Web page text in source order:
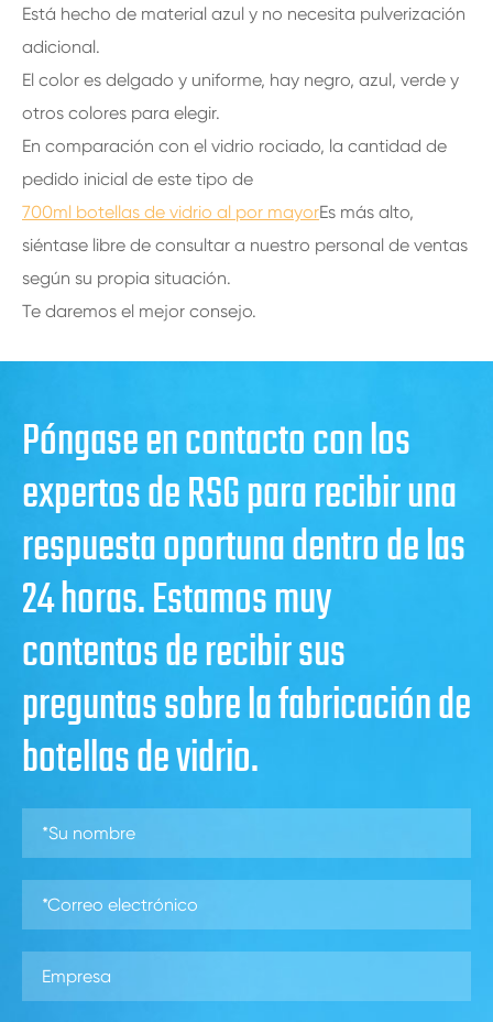
Está hecho de material azul y no necesita pulverización
adicional.
El color es delgado y uniforme, hay negro, azul, verde y
otros colores para elegir.
En comparación con el vidrio rociado, la cantidad de
pedido inicial de este tipo de
700ml botellas de vidrio al por mayorEs más alto,
siéntase libre de consultar a nuestro personal de ventas
según su propia situación.
Te daremos el mejor consejo.
Póngase en contacto con los
expertos de RSG para recibir una
respuesta oportuna dentro de las
24 horas. Estamos muy
contentos de recibir sus
preguntas sobre la fabricación de
botellas de vidrio.